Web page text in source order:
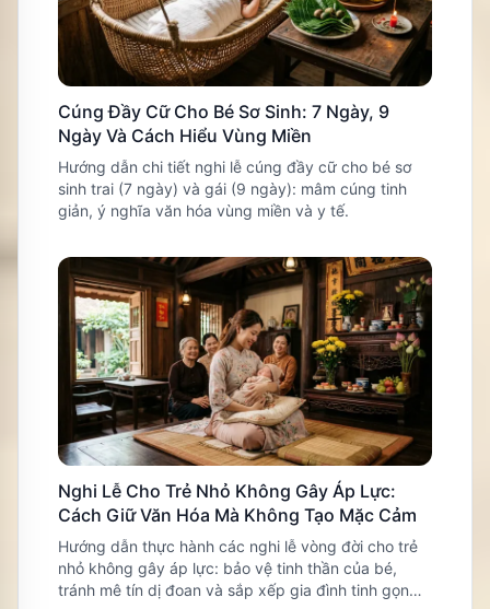
Cúng Đầy Cữ Cho Bé Sơ Sinh: 7 Ngày, 9
Ngày Và Cách Hiểu Vùng Miền
Hướng dẫn chi tiết nghi lễ cúng đầy cữ cho bé sơ
sinh trai (7 ngày) và gái (9 ngày): mâm cúng tinh
giản, ý nghĩa văn hóa vùng miền và y tế.
Nghi Lễ Cho Trẻ Nhỏ Không Gây Áp Lực:
Cách Giữ Văn Hóa Mà Không Tạo Mặc Cảm
Hướng dẫn thực hành các nghi lễ vòng đời cho trẻ
nhỏ không gây áp lực: bảo vệ tinh thần của bé,
tránh mê tín dị đoan và sắp xếp gia đình tinh gọn